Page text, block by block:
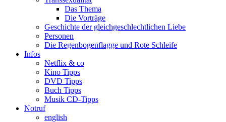
Das Thema
Die Vorträge
Geschichte der gleichgeschlechtlichen Liebe
Personen
Die Regenbogenflagge und Rote Schleife
Infos
Netflix & co
Kino Tipps
DVD Tipps
Buch Tipps
Musik CD-Tipps
Notruf
english